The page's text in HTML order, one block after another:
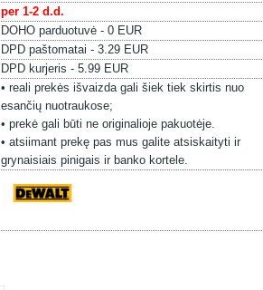
per 1-2 d.d.
DOHO parduotuvė - 0 EUR
DPD paštomatai - 3.29 EUR
DPD kurjeris - 5.99 EUR
• reali prekės išvaizda gali šiek tiek skirtis nuo
esančių nuotraukose;
• prekė gali būti ne originalioje pakuotėje.
• atsiimant prekę pas mus galite atsiskaityti ir
grynaisiais pinigais ir banko kortele.